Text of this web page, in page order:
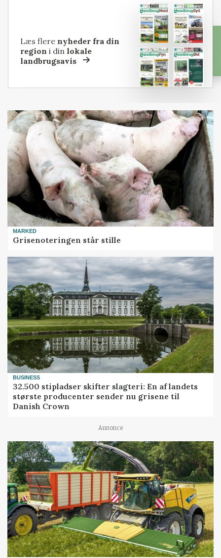
Læs flere nyheder fra din
region i dinlokale
landbrugsavis
MARKED
Grisenoteringen står stille
BUSINESS
32.500 stipladser skifter slagteri: En af landets
største producenter sender nu grisene til
Danish Crown
Annonce